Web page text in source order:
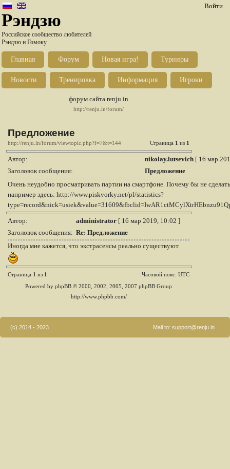
Войти
Рэндзю
Российское сообщество любителей
Рэндзю и Гомоку
Главная Форум Новая игра! Турниры
Новости Тренировка Информация Игроки
форум сайта renju.in
http://renju.in/forum/
Предложение
http://renju.in/forum/viewtopic.php?f=7&t=144 Страница 1 из 1
Автор: nikolay.lutsevich [ 16 мар
Заголовок сообщения:
Предложение
Очень неудобно просматривать партии на смартфоне. Почему бы не
например здесь: http://www.piskvorky.net/pl/statistics?
Автор: administrator [ 16 мар 2019, 10:02 ]
Заголовок сообщения: Re: Предложение
Иногда мне кажется, что экстрасенсы реально существуют.
Страница 1 из 1 Часовой пояс: UTC
Powered by phpBB © 2000, 2002, 2005, 2007 phpBB Group
http://www.phpbb.com/
(c) 2014 - 2023 Mail to: support@renju.in